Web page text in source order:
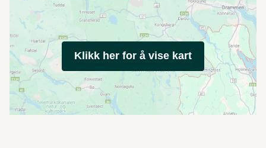
Klikk her for å vise kart